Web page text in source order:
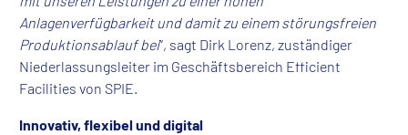
Anlagenverfügbarkeit und damit zu einem störungsfreien
Produktionsablauf bei“, sagt Dirk Lorenz, zuständiger
Niederlassungsleiter im Geschäftsbereich Efficient
Facilities von SPIE.
Innovativ, flexibel und digital